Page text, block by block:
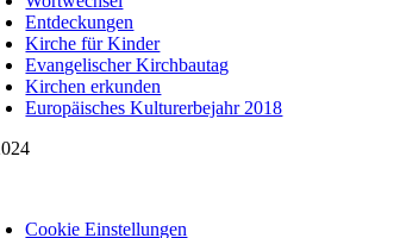
Entdeckungen
Kirche für Kinder
Evangelischer Kirchbautag
Kirchen erkunden
Europäisches Kulturerbejahr 2018
Cookie Einstellungen